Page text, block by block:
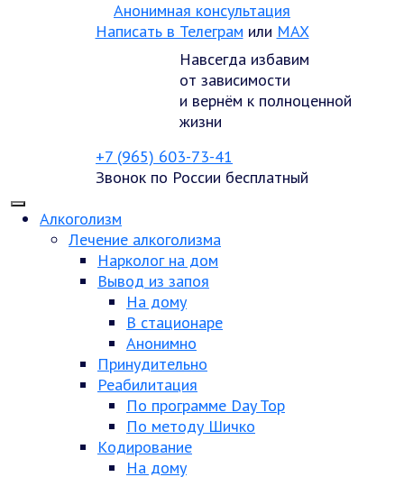
Анонимная консультация
Написать в Телеграм или MAX
Навсегда избавим
от зависимости
и вернём к полноценной
жизни
+7 (965) 603-73-41
Звонок по России бесплатный
Алкоголизм
Лечение алкоголизма
Нарколог на дом
Вывод из запоя
На дому
В стационаре
Анонимно
Принудительно
Реабилитация
По программе Day Top
По методу Шичко
Кодирование
На дому